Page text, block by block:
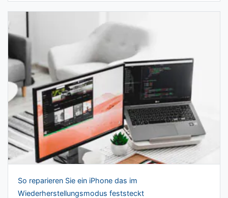
So reparieren Sie ein iPhone das im
Wiederherstellungsmodus feststeckt